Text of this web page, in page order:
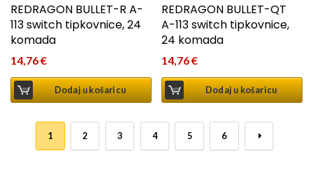
REDRAGON BULLET-R A-
113 switch tipkovnice, 24
komada
14,76€
Dodaj u košaricu
REDRAGON BULLET-QT
A-113 switch tipkovnice,
24 komada
14,76€
Dodaj u košaricu
1 2 3 4 5 6 →